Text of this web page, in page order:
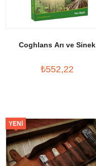
Coghlans Arı ve Sinek
₺552,22
YENI
ÜRÜN